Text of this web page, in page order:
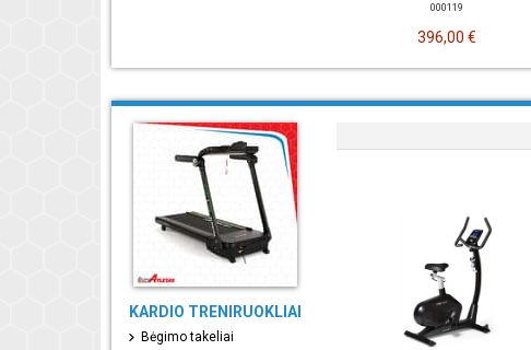
000119
396,00 €
KARDIO TRENIRUOKLIAI
Bėgimo takeliai